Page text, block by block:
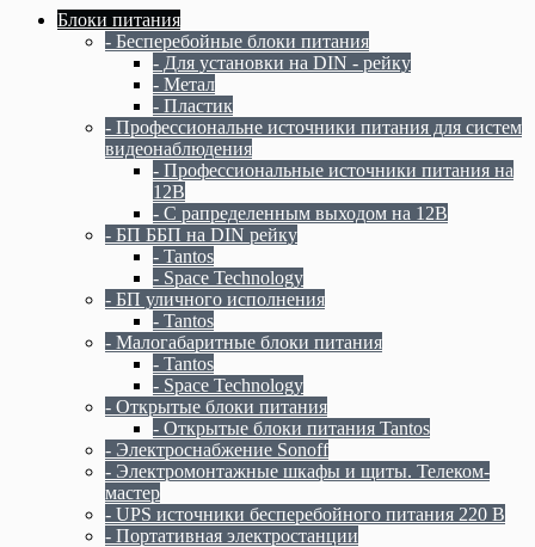
Блоки питания
- Бесперебойные блоки питания
- Для установки на DIN - рейку
- Метал
- Пластик
- Профессиональне источники питания для систем
видеонаблюдения
- Профессиональные источники питания на
12В
- С рапределенным выходом на 12В
- БП ББП на DIN рейку
- Tantos
- Space Technology
- БП уличного исполнения
- Tantos
- Малогабаритные блоки питания
- Tantos
- Space Technology
- Открытые блоки питания
- Открытые блоки питания Tantos
- Электроснабжение Sonoff
- Электромонтажные шкафы и щиты. Телеком-
мастер
- UPS источники бесперебойного питания 220 В
- Портативная электростанции